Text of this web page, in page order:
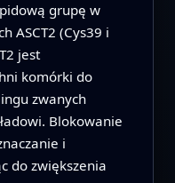
grupę w
ASCT2 (Cys39 i
jest
komórki do
zwanych
Blokowanie
i
do zwiększenia